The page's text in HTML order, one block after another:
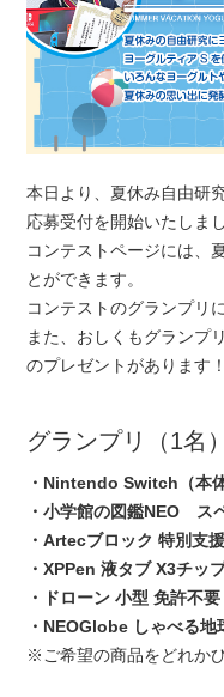
本日より、夏休み自由研
応募受付を開始いたしまし
コンテストページには、
とができます。
コンテストのグランプリ
また、おしくもグランプ
のプレゼントがあります！
グランプリ（1名）
・Nintendo Switch（本
・小学館の図鑑NEO ス
・Artecブロック 特別支
・XPPen 液タブ X3チッ
・ドローン 小型 免許不
・NEOGlobe しゃべる地
※ご希望の商品をどれか